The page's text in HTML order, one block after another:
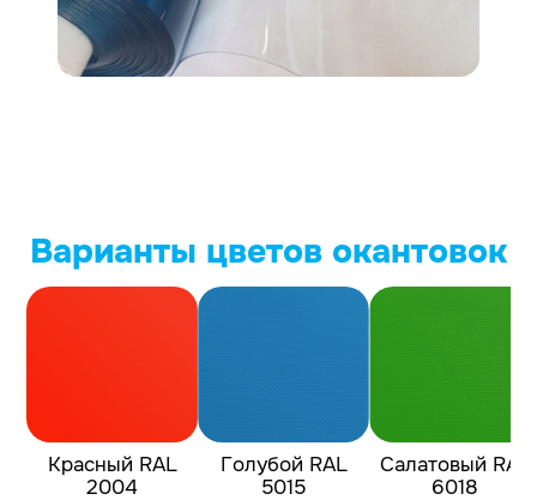
Варианты цветов окантовок
Красный RAL
2004
Голубой RAL
5015
Салатовый RAL
6018